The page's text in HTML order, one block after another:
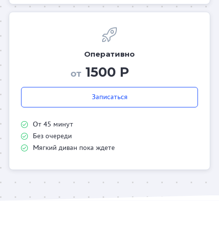
Оперативно
от 1500 Р
Записаться
От 45 минут
Без очереди
Мягкий диван пока ждете